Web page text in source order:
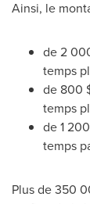
Ainsi, le
de 2
temps
de 800
temps
de 1
temps
Plus de 350